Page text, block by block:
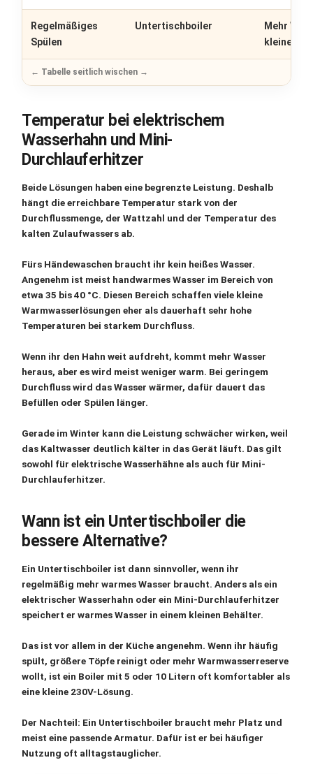
Regelmäßiges
Spülen
Untertischboiler
Mehr
kleine
Temperatur bei elektrischem
Wasserhahn und Mini-
Durchlauferhitzer
Beide Lösungen haben eine begrenzte Leistung. Deshalb
hängt die erreichbare Temperatur stark von der
Durchflussmenge, derWattzahl und der Temperatur des
kalten Zulaufwassers ab.
Fürs Händewaschen braucht ihr kein heißes Wasser.
Angenehm ist meist handwarmes Wasser im Bereich von
etwa35 bis 40 °C. Diesen Bereich schaffen viele kleine
Warmwasserlösungen eher als dauerhaft sehr hohe
Temperaturen bei starkem Durchfluss.
Wenn ihr den Hahn weit aufdreht, kommt mehr Wasser
heraus, aber es wird meist weniger warm. Bei geringem
Durchfluss wird das Wasser wärmer, dafür dauert das
Befüllen oder Spülen länger.
Gerade im Winter kann die Leistung schwächer wirken, weil
das Kaltwasser deutlich kälter in das Gerät läuft. Das gilt
sowohl für elektrische Wasserhähne als auch für Mini-
Durchlauferhitzer.
Wann ist ein Untertischboiler die
bessere Alternative?
Ein Untertischboiler ist dann sinnvoller, wenn ihr
regelmäßig mehr warmes Wasser braucht. Anders als ein
elektrischer Wasserhahn oder ein Mini-Durchlauferhitzer
speichert er warmes Wasser in einem kleinen Behälter.
Das ist vor allem in der Küche angenehm. Wenn ihr häufig
spült, größere Töpfe reinigt oder mehr Warmwasserreserve
wollt, ist ein Boiler mit5 oder 10 Litern oft komfortabler als
eine kleine 230V-Lösung.
Der Nachteil: Ein Untertischboiler braucht mehr Platz und
meist eine passende Armatur. Dafür ist er bei häufiger
Nutzung oft alltagstauglicher.